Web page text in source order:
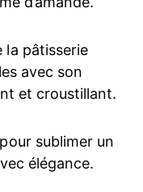
la pâtisserie
avec son
et croustillant.
sublimer un
élégance.